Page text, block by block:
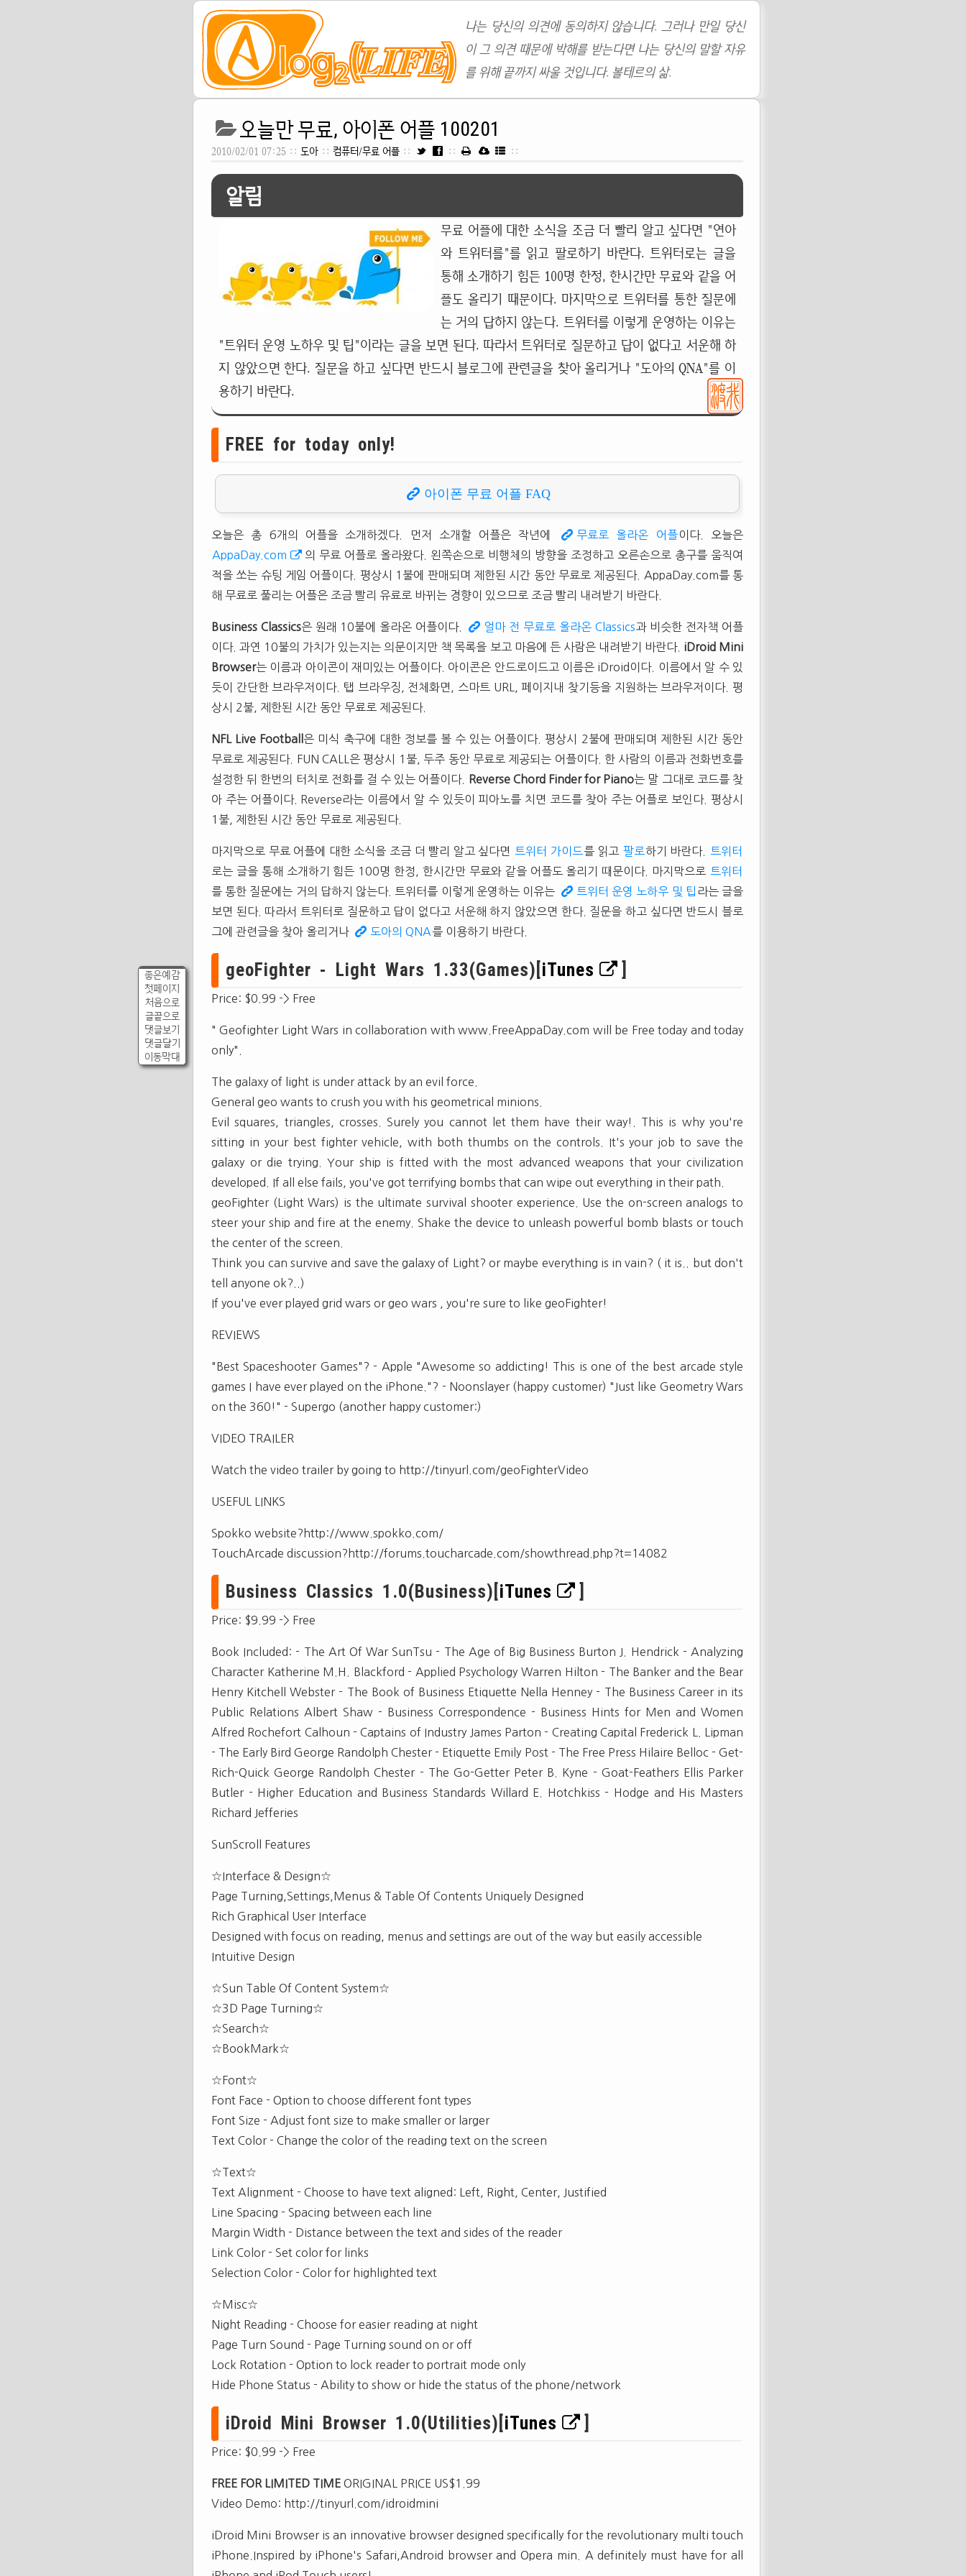
나는 당신의 의견에 동의하지 않습니다. 그러나 만일 당신
이 그 의견 때문에 박해를 받는다면 나는 당신의 말할 자유
를 위해 끝까지 싸울 것입니다. 볼테르의 삶.
좋은예감
첫페이지
처음으로
글끝으로
댓글보기
댓글달기
이동막대
오늘만 무료, 아이폰 어플 100201
2010/02/01 07:25 :: 도아 :: 컴퓨터/무료 어플 :: :: ::
알림
무료 어플에 대한 소식을 조금 더 빨리 알고 싶다면 "연아
와 트위터를"를 읽고 팔로하기 바란다. 트위터로는 글을
통해 소개하기 힘든 100명 한정, 한시간만 무료와 같을 어
플도 올리기 때문이다. 마지막으로 트위터를 통한 질문에
는 거의 답하지 않는다. 트위터를 이렇게 운영하는 이유는
"트위터 운영 노하우 및 팁"이라는 글을 보면 된다. 따라서 트위터로 질문하고 답이 없다고 서운해 하
지 않았으면 한다. 질문을 하고 싶다면 반드시 블로그에 관련글을 찾아 올리거나 "도아의 QNA"를 이
용하기 바란다.
FREE for today only!
아이폰 무료 어플 FAQ
오늘은 총 6개의 어플을 소개하겠다. 먼저 소개할 어플은 작년에 무료로 올라온 어플 이다. 오늘은
AppaDay.com
의 무료 어플로 올라왔다. 왼쪽손으로 비행체의 방향을 조정하고 오른손으로 총구를 움직여
적을 쏘는 슈팅 게임 어플이다. 평상시 1불에 판매되며 제한된 시간 동안 무료로 제공된다. AppaDay.com를 통
해 무료로 풀리는 어플은 조금 빨리 유료로 바뀌는 경향이 있으므로 조금 빨리 내려받기 바란다.
Business Classics은 원래 10불에 올라온 어플이다. 얼마 전 무료로 올라온 Classics과 비슷한 전자책 어플
이다. 과연 10불의 가치가 있는지는 의문이지만 책 목록을 보고 마음에 든 사람은 내려받기 바란다. iDroid Mini
Browser는 이름과 아이콘이 재미있는 어플이다. 아이콘은 안드로이드고 이름은 iDroid이다. 이름에서 알 수 있
듯이 간단한 브라우저이다. 탭 브라우징, 전체화면, 스마트 URL, 페이지내 찾기등을 지원하는 브라우저이다. 평
상시 2불, 제한된 시간 동안 무료로 제공된다.
NFL Live Football 은 미식 축구에 대한 정보를 볼 수 있는 어플이다. 평상시 2불에 판매되며 제한된 시간 동안
무료로 제공된다. FUN CALL은 평상시 1불, 두주 동안 무료로 제공되는 어플이다. 한 사람의 이름과 전화번호를
설정한 뒤 한번의 터치로 전화를 걸 수 있는 어플이다.
Reverse Chord Finder for Piano는 말 그대로 코드를 찾
아 주는 어플이다. Reverse라는 이름에서 알 수 있듯이 피아노를 치면 코드를 찾아 주는 어플로 보인다. 평상시
1불, 제한된 시간 동안 무료로 제공된다.
마지막으로 무료 어플에 대한 소식을 조금 더 빨리 알고 싶다면 트위터 가이드 를 읽고 팔로하기 바란다.
트위터
로는 글을 통해 소개하기 힘든 100명 한정, 한시간만 무료와 같을 어플도 올리기 때문이다. 마지막으로
트위터
를 통한 질문에는 거의 답하지 않는다. 트위터를 이렇게 운영하는 이유는
트위터 운영 노하우 및 팁 라는 글을
보면 된다. 따라서 트위터로 질문하고 답이 없다고 서운해 하지 않았으면 한다. 질문을 하고 싶다면 반드시 블로
그에 관련글을 찾아 올리거나
도아의 QNA를 이용하기 바란다.
geoFighter - Light Wars 1.33(Games)[ iTunes
Price: $0.99 -> Free
" Geofighter Light Wars in collaboration with www.FreeAppaDay.com will be Free today and today
only".
The galaxy of light is under attack by an evil force.
General geo wants to crush you with his geometrical minions.
Evil squares, triangles, crosses. Surely you cannot let them have their way!. This is why you're
sitting in your best fighter vehicle, with both thumbs on the controls. It's your job to save the
galaxy or die trying. Your ship is fitted with the most advanced weapons that your civilization
developed. If all else fails, you've got terrifying bombs that can wipe out everything in their path.
geoFighter (Light Wars) is the ultimate survival shooter experience. Use the on-screen analogs to
steer your ship and fire at the enemy. Shake the device to unleash powerful bomb blasts or touch
the center of the screen.
Think you can survive and save the galaxy of Light? or maybe everything is in vain? ( it is.. but don't
tell anyone ok?..)
If you've ever played grid wars or geo wars , you're sure to like geoFighter!
REVIEWS
"Best Spaceshooter Games"? - Apple "Awesome so addicting! This is one of the best arcade style
games I have ever played on the iPhone."? - Noonslayer (happy customer) "Just like Geometry Wars
on the 360!" - Supergo (another happy customer:)
VIDEO TRAILER
Watch the video trailer by going to http://tinyurl.com/geoFighterVideo
USEFUL LINKS
Spokko website?http://www.spokko.com/
TouchArcade discussion?http://forums.toucharcade.com/showthread.php?t=14082
Business Classics 1.0(Business)[ iTunes
Price: $9.99 -> Free
Book Included: - The Art Of War SunTsu - The Age of Big Business Burton J. Hendrick - Analyzing
Character Katherine M.H. Blackford - Applied Psychology Warren Hilton - The Banker and the Bear
Henry Kitchell Webster - The Book of Business Etiquette Nella Henney - The Business Career in its
Public Relations Albert Shaw - Business Correspondence - Business Hints for Men and Women
Alfred Rochefort Calhoun - Captains of Industry James Parton - Creating Capital Frederick L. Lipman
- The Early Bird George Randolph Chester - Etiquette Emily Post - The Free Press Hilaire Belloc - Get-
Rich-Quick George Randolph Chester - The Go-Getter Peter B. Kyne - Goat-Feathers Ellis Parker
Butler - Higher Education and Business Standards Willard E. Hotchkiss - Hodge and His Masters
Richard Jefferies
SunScroll Features
☆Interface & Design☆
Page Turning,Settings,Menus & Table Of Contents Uniquely Designed
Rich Graphical User Interface
Designed with focus on reading, menus and settings are out of the way but easily accessible
Intuitive Design
☆Sun Table Of Content System☆
☆3D Page Turning☆
☆Search☆
☆BookMark☆
☆Font☆
Font Face - Option to choose different font types
Font Size - Adjust font size to make smaller or larger
Text Color - Change the color of the reading text on the screen
☆Text☆
Text Alignment - Choose to have text aligned: Left, Right, Center, Justified
Line Spacing - Spacing between each line
Margin Width - Distance between the text and sides of the reader
Link Color - Set color for links
Selection Color - Color for highlighted text
☆Misc☆
Night Reading - Choose for easier reading at night
Page Turn Sound - Page Turning sound on or off
Lock Rotation - Option to lock reader to portrait mode only
Hide Phone Status - Ability to show or hide the status of the phone/network
iDroid Mini Browser 1.0(Utilities)[ iTunes
Price: $0.99 -> Free
FREE FOR LIMITED TIME ORIGINAL PRICE US$1.99
Video Demo: http://tinyurl.com/idroidmini
iDroid Mini Browser is an innovative browser designed specifically for the revolutionary multi touch
iPhone.Inspired by iPhone's Safari,Android browser and Opera min. A definitely must have for all